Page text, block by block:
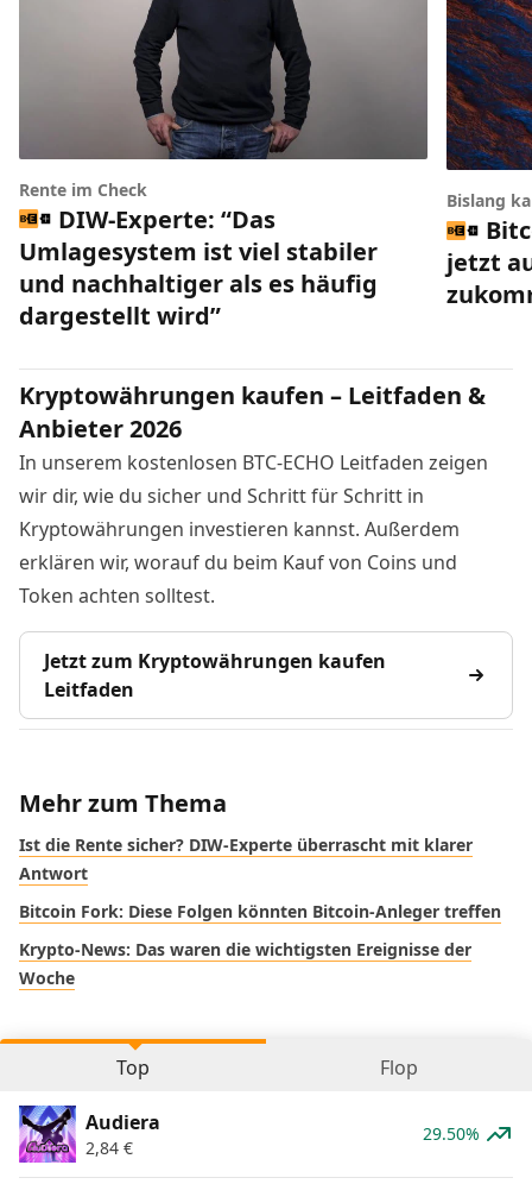
Rente im Check
DIW-Experte: “Das
Umlagesystem ist viel stabiler
und nachhaltiger als es häufig
dargestellt wird”
Bislang
jetzt
Kryptowährungen kaufen – Leitfaden &
Anbieter 2026
In unserem kostenlosen BTC-ECHO Leitfaden zeigen
wir dir, wie du sicher und Schritt für Schritt in
Kryptowährungen investieren kannst. Außerdem
erklären wir, worauf du beim Kauf von Coins und
Token achten solltest.
Jetzt zum Kryptowährungen kaufen
Leitfaden
Mehr zum Thema
Ist die Rente sicher? DIW-Experte überrascht mit klarer
Antwort
Bitcoin Fork: Diese Folgen könnten Bitcoin-Anleger treffen
Krypto-News: Das waren die wichtigsten Ereignisse der
Woche
Top Flop
Audiera
2,84 €
29.50%